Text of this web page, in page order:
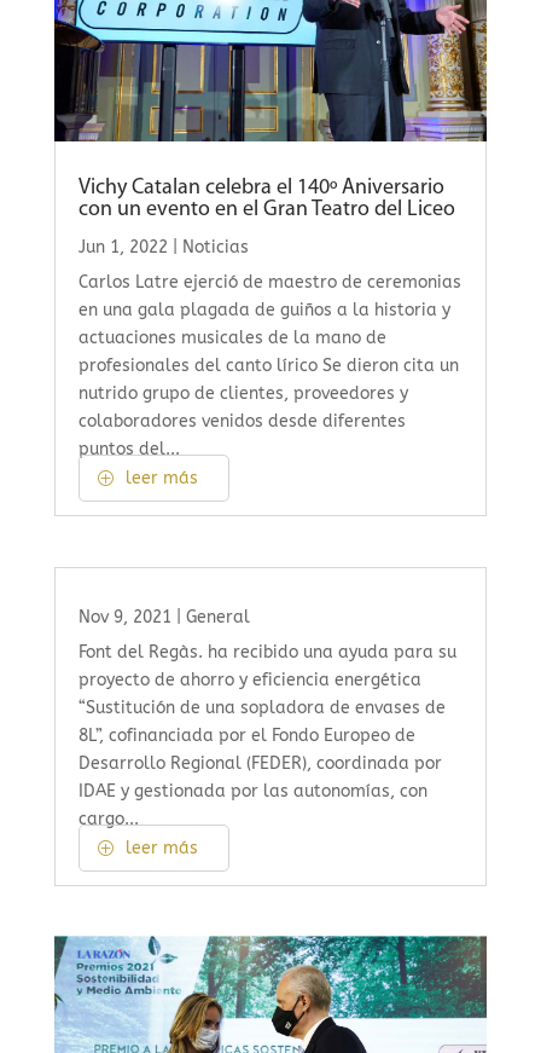
Vichy Catalan celebra el 140º Aniversario
con un evento en el Gran Teatro del Liceo
Jun 1, 2022
Noticias
Carlos Latre ejerció de maestro de ceremonias
en una gala plagada de guiños a la historia y
actuaciones musicales de la mano de
profesionales del canto lírico Se dieron cita un
nutrido grupo de clientes, proveedores y
colaboradores venidos desde diferentes
puntos del...
leer más
Nov 9, 2021
General
Font del Regàs. ha recibido una ayuda para su
proyecto de ahorro y eficiencia energética
“Sustitución de una sopladora de envases de
8L”, cofinanciada por el Fondo Europeo de
Desarrollo Regional (FEDER), coordinada por
IDAE y gestionada por las autonomías, con
cargo...
leer más